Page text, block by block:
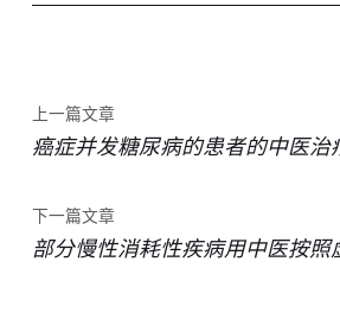
上一篇文章
癌症并发糖尿病的患者的中医治
下一篇文章
部分慢性消耗性疾病用中医按照